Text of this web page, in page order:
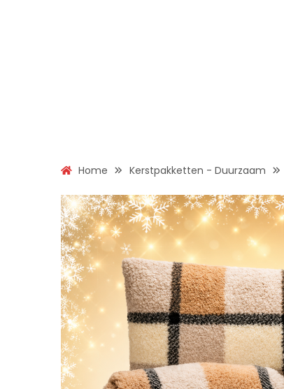
Home Kerstpakketten - Duurzaam